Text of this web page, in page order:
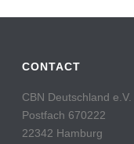
CONTACT
CBN Deutschland e.V.
Postfach 670222
22342 Hamburg